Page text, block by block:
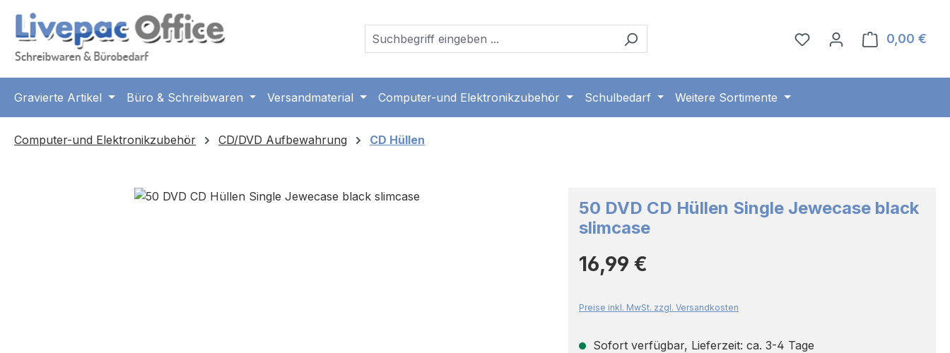
Hauptinhalt springen
Zur Suche springen
Zur Hauptnavigation springen
0,00 €
Gravierte Artikel Büro & Schreibwaren Versandmaterial Computer-und Elektronikzubehör Schulbedarf Weitere Sortimente
Computer-und Elektronikzubehör CD/DVD Aufbewahrung CD Hüllen
Bildergalerie überspringen
50 DVD CD Hüllen Single Jewecase black
slimcase
Regulärer Preis:
16,99 €
Preise inkl. MwSt. zzgl. Versandkosten
Sofort verfügbar, Lieferzeit: ca. 3-4 Tage